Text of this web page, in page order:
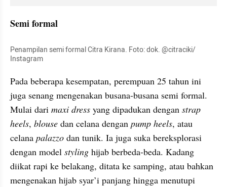
Semi formal
Penampilan semi formal Citra Kirana. Foto: dok. @citraciki/
Instagram
Pada beberapa kesempatan, perempuan 25 tahun ini
juga senang mengenakan busana-busana semi formal.
Mulai dari maxi dress yang dipadukan dengan strap
heels, blouse dan celana dengan pump heels, atau
celana palazzo dan tunik. Ia juga suka bereksplorasi
dengan model styling hijab berbeda-beda. Kadang
diikat rapi ke belakang, ditata ke samping, atau bahkan
mengenakan hijab syar’i panjang hingga menutupi